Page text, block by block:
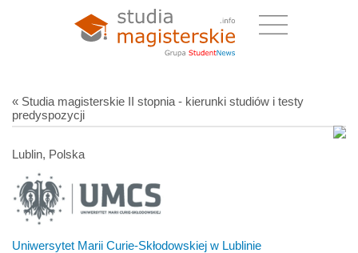
« Studia magisterskie II stopnia - kierunki studiów i testy
predyspozycji
Lublin, Polska
Uniwersytet Marii Curie-Skłodowskiej w Lublinie